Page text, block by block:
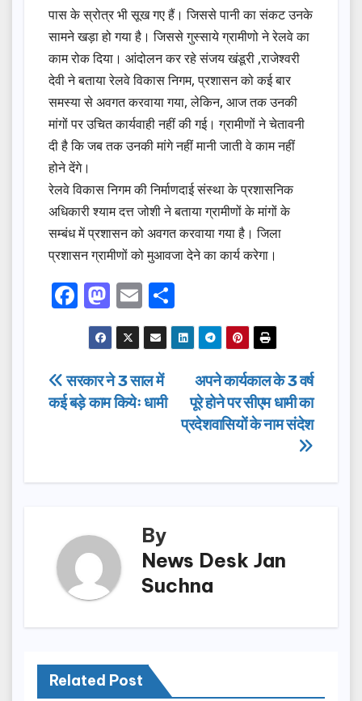
पास के स्रोत्र भी सूख गए हैं। जिससे पानी का संकट उनके
सामने खड़ा हो गया है। जिससे गुस्साये ग्रामीणो ने रेलवे का
काम रोक दिया। आंदोलन कर रहे संजय खंडूरी ,राजेश्वरी
देवी ने बताया रेलवे विकास निगम, प्रशासन को कई बार
समस्या से अवगत करवाया गया, लेकिन, आज तक उनकी
मांगों पर उचित कार्यवाही नहीं की गई। ग्रामीणों ने चेतावनी
दी है कि जब तक उनकी मांगे नहीं मानी जाती वे काम नहीं
होने देंगे।
रेलवे विकास निगम की निर्माणदाई संस्था के प्रशासनिक
अधिकारी श्याम दत्त जोशी ने बताया ग्रामीणों के मांगों के
सम्बंध में प्रशासन को अवगत करवाया गया है। जिला
प्रशासन ग्रामीणों को मुआवजा देने का कार्य करेगा।
F
a
c
e
b
k
M
a
st
o
d
E
m
ail
h
ar
Post
navigation
अपने कार्यकाल के 3 वर्ष
पूरे होने पर सीएम धामी का
प्रदेशवासियों के नाम संदेश
सरकार ने 3 साल में
कई बड़े काम कियेः धामी
By
News Desk Jan
Suchna
Related Post